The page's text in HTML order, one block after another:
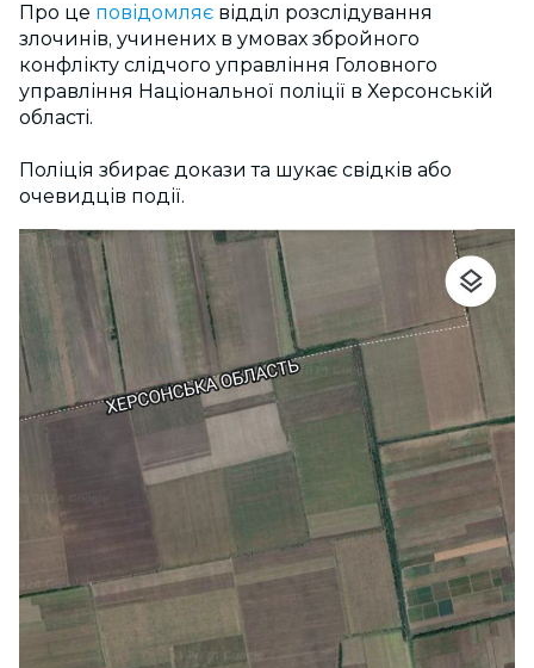
Про це повідомляє відділ розслідування
злочинів, учинених в умовах збройного
конфлікту слідчого управління Головного
управління Національної поліції в Херсонській
області.
Поліція збирає докази та шукає свідків або
очевидців події.